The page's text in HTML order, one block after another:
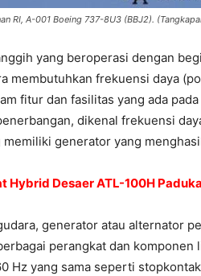
RI, A-001 Boeing 737-8U3 (BBJ2).
yang beroperasi dengan
membutuhkan frekuensi daya
fitur dan fasilitas yang ada
dikenal frekuensi
memiliki generator yang
Hybrid Desaer ATL-100H
generator atau alternator
perangkat dan
Hz yang sama seperti